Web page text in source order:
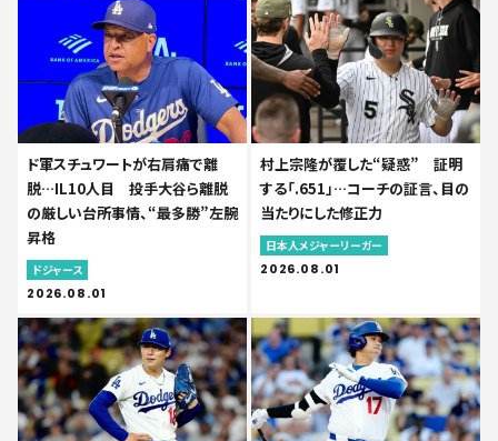
ド軍スチュワートが右肩痛で離
脱…IL10人目 投手大谷ら離脱
の厳しい台所事情、“最多勝”左腕
昇格
ドジャース
2026.08.01
村上宗隆が覆した“疑惑” 証明
する「.651」…コーチの証言、目の
当たりにした修正力
日本人メジャーリーガー
2026.08.01